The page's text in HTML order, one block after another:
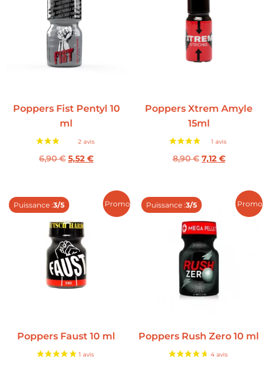
Poppers Fist Pentyl 10
ml
6,90€ 5,52 €
Poppers Xtrem Amyle
15ml
8,90€ 7,12 €
Promo !
Puissance :3/5
Poppers Faust 10 ml
Promo
Puissance :3/5
Poppers Rush Zero 10 ml